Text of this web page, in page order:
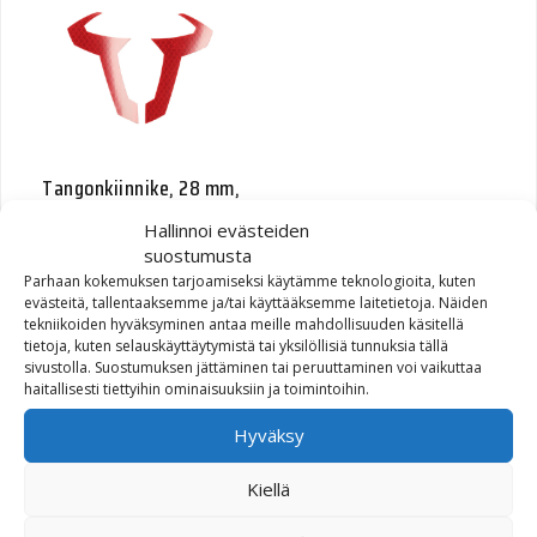
Hallinnoi evästeiden
suostumusta
Parhaan kokemuksen tarjoamiseksi käytämme teknologioita, kuten
evästeitä, tallentaaksemme ja/tai käyttääksemme laitetietoja. Näiden
tekniikoiden hyväksyminen antaa meille mahdollisuuden käsitellä
tietoja, kuten selauskäyttäytymistä tai yksilöllisiä tunnuksia tällä
sivustolla. Suostumuksen jättäminen tai peruuttaminen voi vaikuttaa
haitallisesti tiettyihin ominaisuuksiin ja toimintoihin.
Hyväksy
Kiellä
Tangonkiinnike, 28 mm,
BMW F650GS 08-, hopea
Alkuperäinen hinta oli: 62,80€.
20,00€Nykyinen hinta on: 20,00€.
0,00€
Tangonkiinnike, 28 mm,